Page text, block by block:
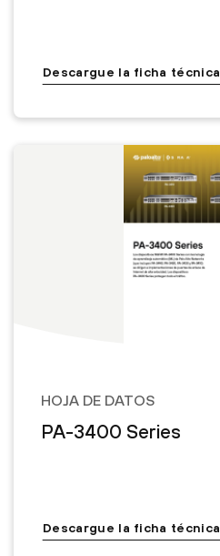
Descargue la ficha técnica
HOJA DE DATOS
PA-3400 Series
Descargue la ficha técnica